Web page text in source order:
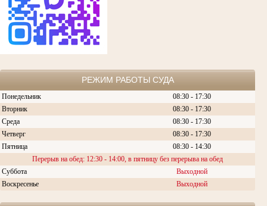
РЕЖИМ РАБОТЫ СУДА
Понедельник
08:30 - 17:30
Вторник
08:30 - 17:30
Среда
08:30 - 17:30
Четверг
08:30 - 17:30
Пятница
08:30 - 14:30
Перерыв на обед: 12:30 - 14:00, в пятницу без перерыва на обед
Суббота
Выходной
Воскресенье
Выходной